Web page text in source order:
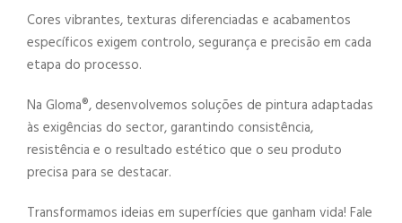
Cores vibrantes, texturas diferenciadas e acabamentos
específicos exigem controlo, segurança e precisão em cada
etapa do processo.
Na Gloma®️, desenvolvemos soluções de pintura adaptadas
às exigências do sector, garantindo consistência,
resistência e o resultado estético que o seu produto
precisa para se destacar.
Transformamos ideias em superfícies que ganham vida! Fale